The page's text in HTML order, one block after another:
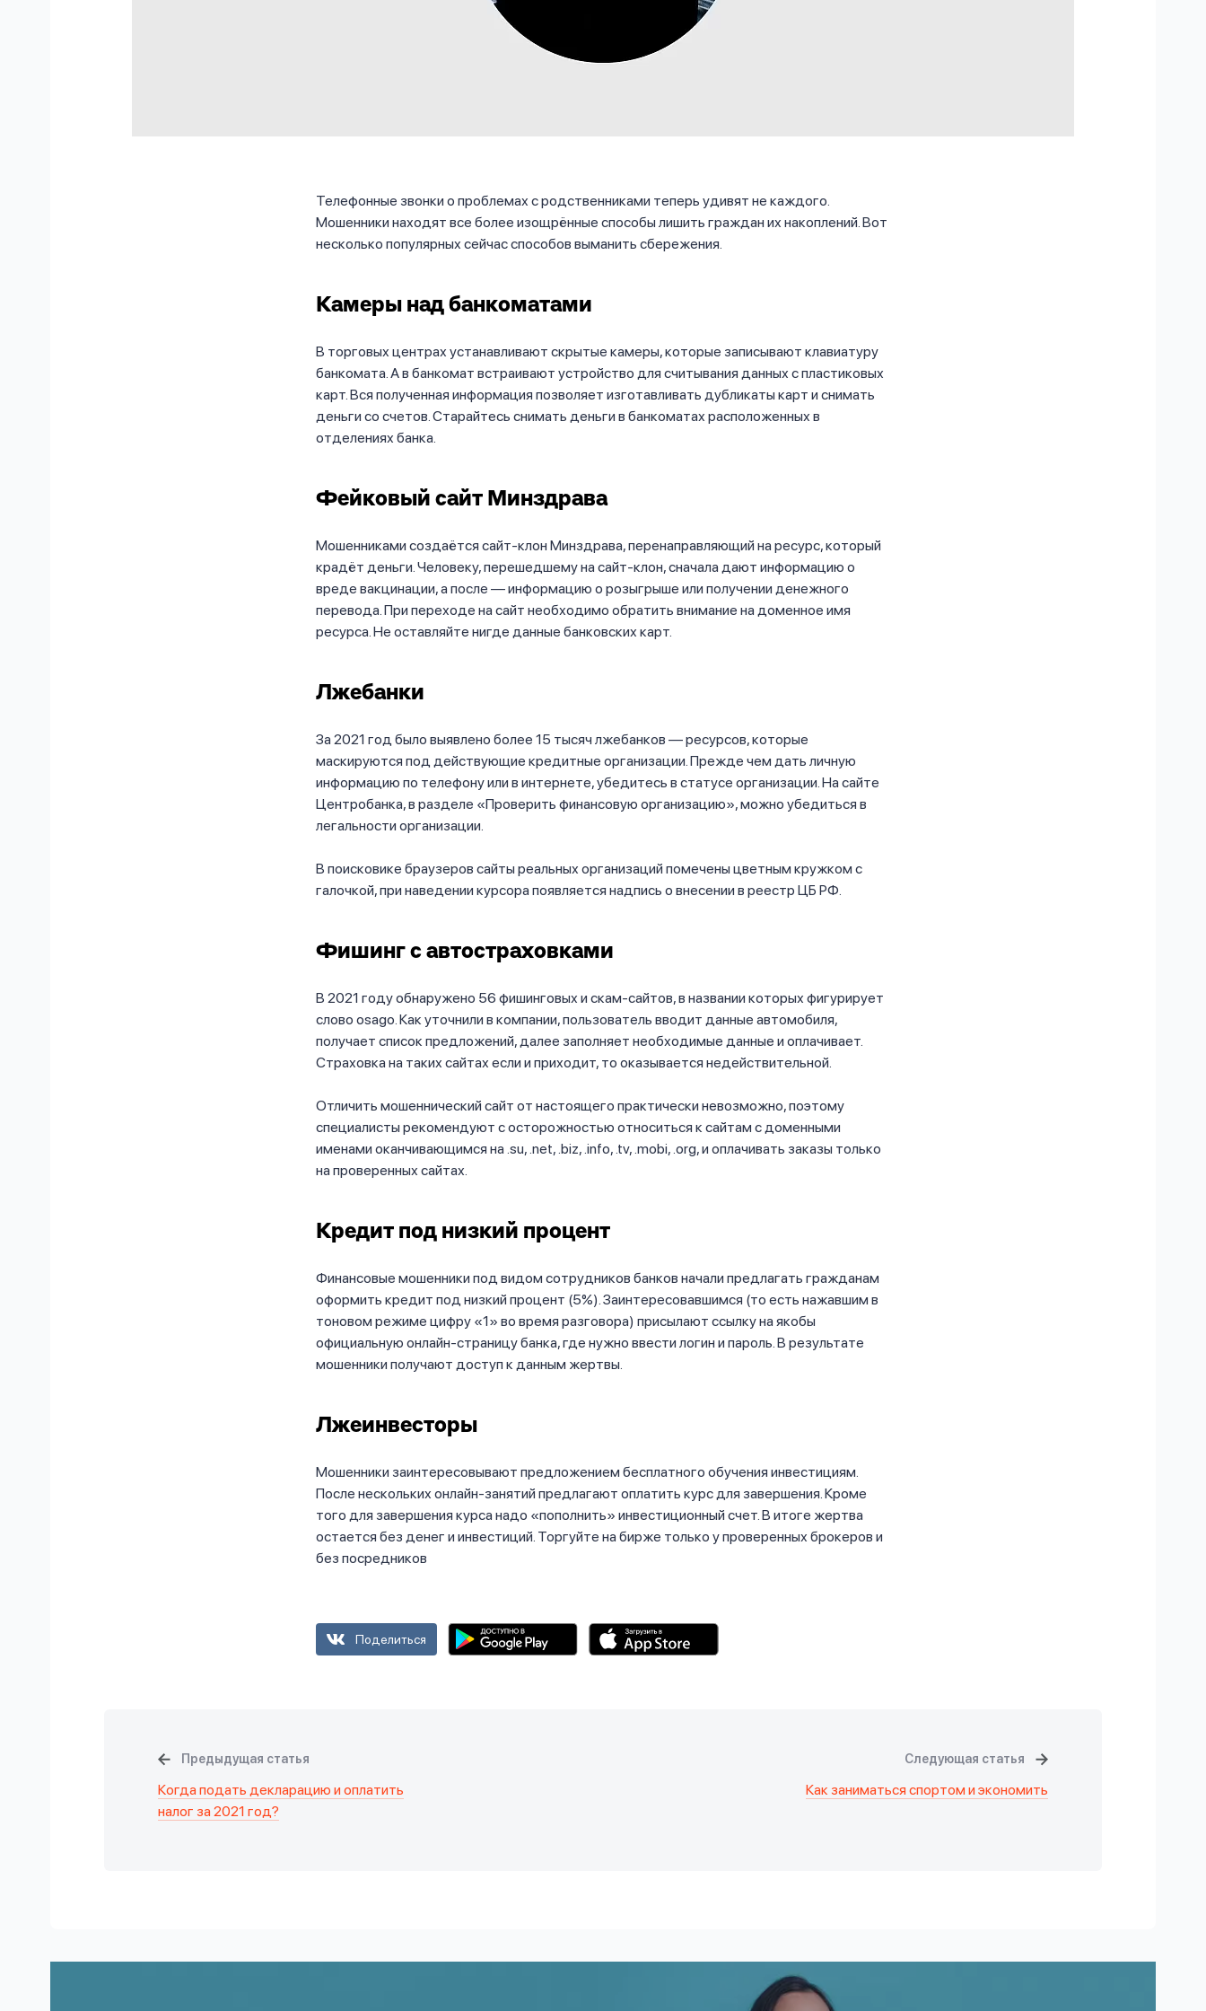
Телефонные звонки о проблемах с родственниками теперь удивят не каждого.
Мошенники находят все более изощрённые способы лишить граждан их накоплений. Вот
несколько популярных сейчас способов выманить сбережения.
Камеры над банкоматами
В торговых центрах устанавливают скрытые камеры, которые записывают клавиатуру
банкомата. А в банкомат встраивают устройство для считывания данных с пластиковых
карт. Вся полученная информация позволяет изготавливать дубликаты карт и снимать
деньги со счетов. Старайтесь снимать деньги в банкоматах расположенных в
отделениях банка.
Фейковый сайт Минздрава
Мошенниками создаётся сайт-клон Минздрава, перенаправляющий на ресурс, который
крадёт деньги. Человеку, перешедшему на сайт-клон, сначала дают информацию о
вреде вакцинации, а после — информацию о розыгрыше или получении денежного
перевода. При переходе на сайт необходимо обратить внимание на доменное имя
ресурса. Не оставляйте нигде данные банковских карт.
Лжебанки
За 2021 год было выявлено более 15 тысяч лжебанков — ресурсов, которые
маскируются под действующие кредитные организации. Прежде чем дать личную
информацию по телефону или в интернете, убедитесь в статусе организации. На сайте
Центробанка, в разделе «Проверить финансовую организацию», можно убедиться в
легальности организации.
В поисковике браузеров сайты реальных организаций помечены цветным кружком с
галочкой, при наведении курсора появляется надпись о внесении в реестр ЦБ РФ.
Фишинг с автостраховками
В 2021 году обнаружено 56 фишинговых и скам-сайтов, в названии которых фигурирует
слово osago. Как уточнили в компании, пользователь вводит данные автомобиля,
получает список предложений, далее заполняет необходимые данные и оплачивает.
Страховка на таких сайтах если и приходит, то оказывается недействительной.
Отличить мошеннический сайт от настоящего практически невозможно, поэтому
специалисты рекомендуют с осторожностью относиться к сайтам с доменными
именами оканчивающимся на .su, .net, .biz, .info, .tv, .mobi, .org, и оплачивать заказы только
на проверенных сайтах.
Кредит под низкий процент
Финансовые мошенники под видом сотрудников банков начали предлагать гражданам
оформить кредит под низкий процент (5%). Заинтересовавшимся (то есть нажавшим в
тоновом режиме цифру «1» во время разговора) присылают ссылку на якобы
официальную онлайн-страницу банка, где нужно ввести логин и пароль. В результате
мошенники получают доступ к данным жертвы.
Лжеинвесторы
Мошенники заинтересовывают предложением бесплатного обучения инвестициям.
После нескольких онлайн-занятий предлагают оплатить курс для завершения. Кроме
того для завершения курса надо «пополнить» инвестиционный счет. В итоге жертва
остается без денег и инвестиций. Торгуйте на бирже только у проверенных брокеров и
без посредников
Поделиться
Предыдущая статья
Когда подать декларацию и оплатить
налог за 2021 год?
Следующая статья
Как заниматься спортом и экономить